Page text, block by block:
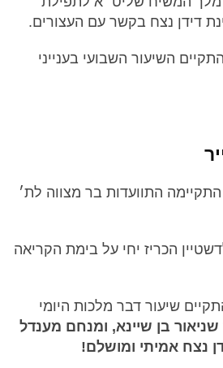
דידן נצח בקשר עם העצורים.
השיעור השבועי בענייני
התוועדות בר מצווה לת׳
הכריז יחי על בימת הקריאה
שיעור דבר מלכות היומי
שניאור בן שיינא, ומנחם מענדל
נצח אמיתי ומושלם!